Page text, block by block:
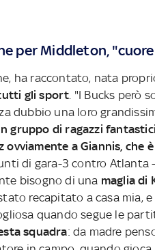
per Middleton,
ha raccontato, nata
gli sport. "I Bucks però
dubbio una loro
gruppo di ragazzi
ovviamente a Giannis, che
di gara-3 contro Atlanta
bisogno di una maglia di
recapitato a casa mia,
quando segue le
squadra: da madre